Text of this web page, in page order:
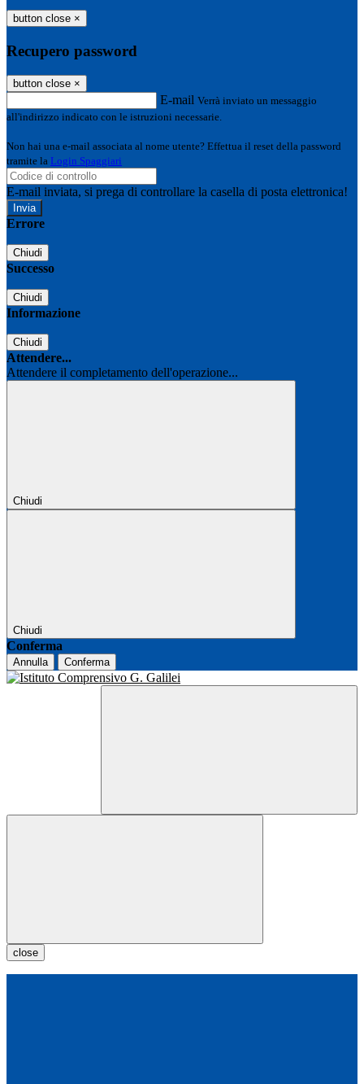
button close ×
Recupero password
button close ×
E-mail Verrà inviato un messaggio
all'indirizzo indicato con le istruzioni necessarie.
Non hai una e-mail associata al nome utente? Effettua il reset della password
tramite la Login Spaggiari
E-mail inviata, si prega di controllare la casella di posta elettronica!
Errore
Chiudi
Successo
Chiudi
Informazione
Chiudi
Attendere...
Attendere il completamento dell'operazione...
Chiudi
Chiudi
Conferma
Annulla Conferma
close